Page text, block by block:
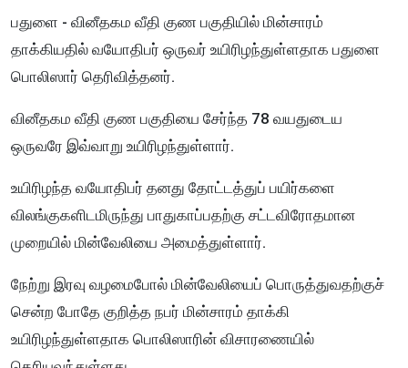
பதுளை - வினீதகம வீதி குண பகுதியில் மின்சாரம்
தாக்கியதில் வயோதிபர் ஒருவர் உயிரிழந்துள்ளதாக பதுளை
பொலிஸார் தெரிவித்தனர்.
வினீதகம வீதி குண பகுதியை சேர்ந்த 78 வயதுடைய
ஒருவரே இவ்வாறு உயிரிழந்துள்ளார்.
உயிரிழந்த வயோதிபர் தனது தோட்டத்துப் பயிர்களை
விலங்குகளிடமிருந்து பாதுகாப்பதற்கு சட்டவிரோதமான
முறையில் மின்வேலியை அமைத்துள்ளார்.
நேற்று இரவு வழமைபோல் மின்வேலியைப் பொருத்துவதற்குச்
சென்ற போதே குறித்த நபர் மின்சாரம் தாக்கி
உயிரிழந்துள்ளதாக பொலிஸாரின் விசாரணையில்